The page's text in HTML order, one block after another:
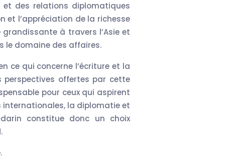
et des relations diplomatiques
et l’appréciation de la richesse
à travers l’Asie et
le domaine des affaires.
ce qui concerne l’écriture et la
perspectives offertes par cette
pour ceux qui aspirent
internationales, la diplomatie et
constitue donc un choix